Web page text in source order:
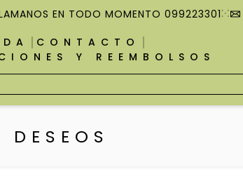
EN TODO MOMENTO 099223301
CONTACTO
Y REEMBOLSOS